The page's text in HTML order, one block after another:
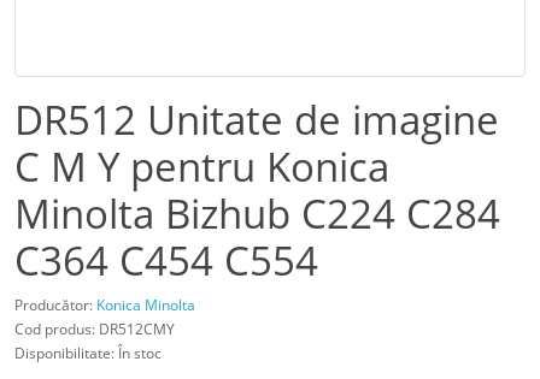
DR512 Unitate de imagine
C M Y pentru Konica
Minolta Bizhub C224 C284
C364 C454 C554
Producător: Konica Minolta
Cod produs: DR512CMY
Disponibilitate: În stoc